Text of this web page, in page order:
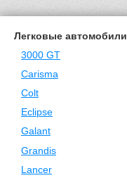
Легковые автомобили
3000 GT
Carisma
Colt
Eclipse
Galant
Grandis
Lancer